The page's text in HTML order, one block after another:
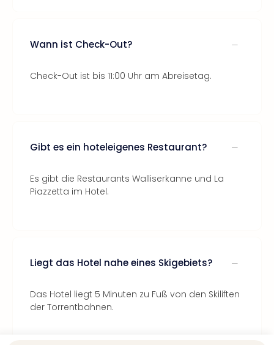
Wann ist Check-Out?
Check-Out ist bis 11:00 Uhr am Abreisetag.
Gibt es ein hoteleigenes Restaurant?
Es gibt die Restaurants Walliserkanne und La
Piazzetta im Hotel.
Liegt das Hotel nahe eines Skigebiets?
Das Hotel liegt 5 Minuten zu Fuß von den Skiliften
der Torrentbahnen.